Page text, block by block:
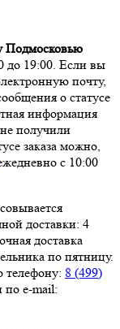
Подмосковью
до 19:00. Если вы
почту,
о статусе
информация
получили
заказа можно,
с 10:00
доставки: 4
доставка
по пятницу.
телефону: 8 (499)
по e-mail: